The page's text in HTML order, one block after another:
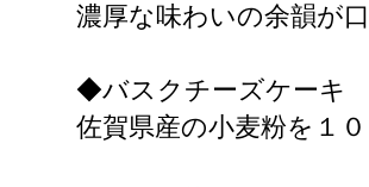
濃厚な味わいの余韻が
◆バスクチーズケーキ
佐賀県産の小麦粉を１